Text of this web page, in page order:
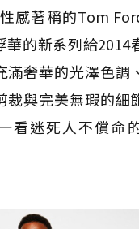
感著稱的Tom
華的新系列給2014
滿奢華的光澤色調
裁與完美無瑕的細
看迷死人不償命